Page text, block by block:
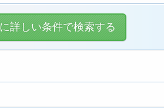
詳しい条件で検索する